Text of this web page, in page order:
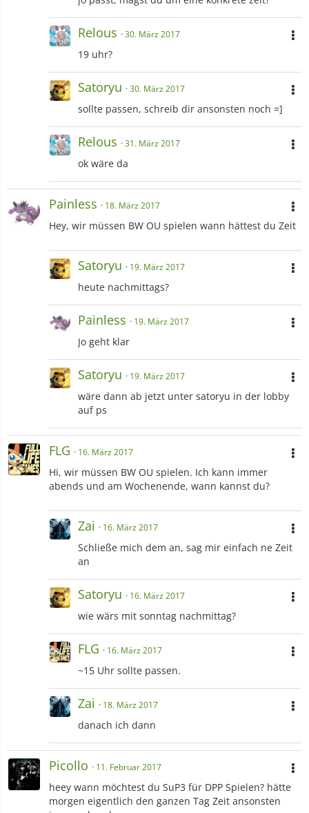
Relous 30. März 2017
19 uhr?
Satoryu 30. März 2017
sollte passen, schreib dir ansonsten noch =]
Relous 31. März 2017
ok wäre da
Painless 18. März 2017
Hey, wir müssen BW OU spielen wann hättest du Zeit
Satoryu 19. März 2017
heute nachmittags?
Painless 19. März 2017
Jo geht klar
Satoryu 19. März 2017
wäre dann ab jetzt unter satoryu in der lobby
auf ps
FLG 16. März 2017
Hi, wir müssen BW OU spielen. Ich kann immer
abends und am Wochenende, wann kannst du?
Zai 16. März 2017
Schließe mich dem an, sag mir einfach ne Zeit
an
Satoryu 16. März 2017
wie wärs mit sonntag nachmittag?
FLG 16. März 2017
~15 Uhr sollte passen.
Zai 18. März 2017
danach ich dann
Picollo 11. Februar 2017
heey wann möchtest du SuP3 für DPP Spielen? hätte
morgen eigentlich den ganzen Tag Zeit ansonsten